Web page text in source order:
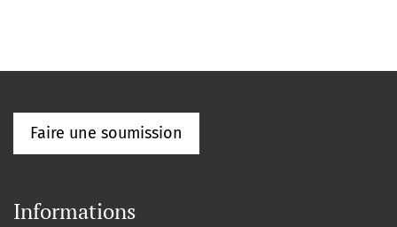
Faire une soumission
Informations